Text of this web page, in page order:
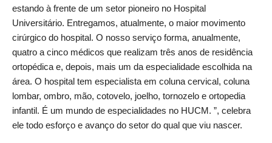
estando à frente de um setor pioneiro no Hospital
Universitário. Entregamos, atualmente, o maior movimento
cirúrgico do hospital. O nosso serviço forma, anualmente,
quatro a cinco médicos que realizam três anos de residência
ortopédica e, depois, mais um da especialidade escolhida na
área. O hospital tem especialista em coluna cervical, coluna
lombar, ombro, mão, cotovelo, joelho, tornozelo e ortopedia
infantil. É um mundo de especialidades no HUCM. ”, celebra
ele todo esforço e avanço do setor do qual que viu nascer.